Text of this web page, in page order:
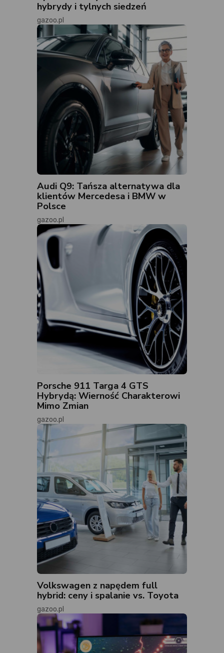
hybrydy i tylnych siedzeń
gazoo.pl
Audi Q9: Tańsza alternatywa dla
klientów Mercedesa i BMW w
Polsce
gazoo.pl
Porsche 911 Targa 4 GTS
Hybrydą: Wierność Charakterowi
Mimo Zmian
gazoo.pl
Volkswagen z napędem full
hybrid: ceny i spalanie vs. Toyota
gazoo.pl